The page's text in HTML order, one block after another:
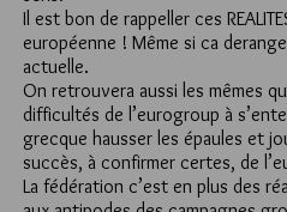
Il est bon de rappeller ces
européenne ! Même si ca
actuelle.
On retrouvera aussi les mêmes
difficultés de l’eurogroup à
grecque hausser les épaules et
succès, à confirmer certes, de
La fédération c’est en plus des